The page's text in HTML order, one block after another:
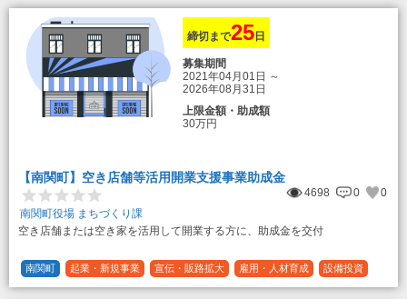
締切まで25 日
募集期間
2021年04月01日 ～
2026年08月31日
上限金額・助成額
30万円
【南関町】空き店舗等活用開業支援事業助成金
4698 0
0
南関町役場 まちづくり課
空き店舗または空き家を活用して開業する方に、助成金を交付
南関町 起業・新規事業 宣伝・販路拡大 雇用・人材育成
設備投資
運転資金
連携（地域活性化） ～30万円 1/3 (33%)